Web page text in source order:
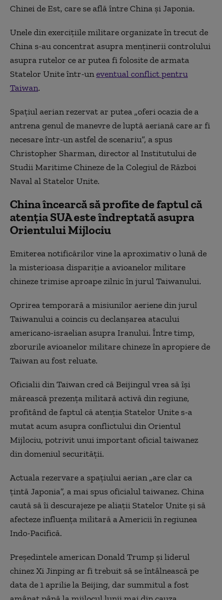
Chinei de Est, care se află între China și Japonia.
Unele din exercițiile militare organizate în trecut de
China s-au concentrat asupra menținerii controlului
asupra rutelor ce ar putea fi folosite de armata
Statelor Unite într-uneventual conflict pentru
Taiwan.
Spațiul aerian rezervat ar putea „oferi ocazia de a
antrena genul de manevre de luptă aeriană care ar fi
necesare într-un astfel de scenariu”, a spus
Christopher Sharman, director al Institutului de
Studii Maritime Chineze de la Colegiul de Război
Naval al Statelor Unite.
China încearcă să profite de faptul că
atenția SUA este îndreptată asupra
Orientului Mijlociu
Emiterea notificărilor vine la aproximativ o lună de
la misterioasa dispariție a avioanelor militare
chineze trimise aproape zilnic în jurul Taiwanului.
Oprirea temporară a misiunilor aeriene din jurul
Taiwanului a coincis cu declanșarea atacului
americano-israelian asupra Iranului. Între timp,
zborurile avioanelor militare chineze în apropiere de
Taiwan au fost reluate.
Oficialii din Taiwan cred că Beijingul vrea să își
mărească prezența militară activă din regiune,
profitând de faptul că atenția Statelor Unite s-a
mutat acum asupra conflictului din Orientul
Mijlociu, potrivit unui important oficial taiwanez
din domeniul securității.
Actuala rezervare a spațiului aerian „are clar ca
țintă Japonia”, a mai spus oficialul taiwanez. China
caută să îi descurajeze pe aliații Statelor Unite și să
afecteze influența militară a Americii în regiunea
Indo-Pacifică.
Președintele american Donald Trump și liderul
chinez Xi Jinping ar fi trebuit să se întâlnească pe
data de 1 aprilie la Beijing, dar summitul a fost